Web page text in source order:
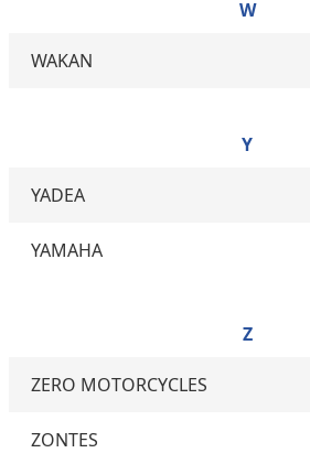
W
WAKAN
Y
YADEA
YAMAHA
Z
ZERO MOTORCYCLES
ZONTES